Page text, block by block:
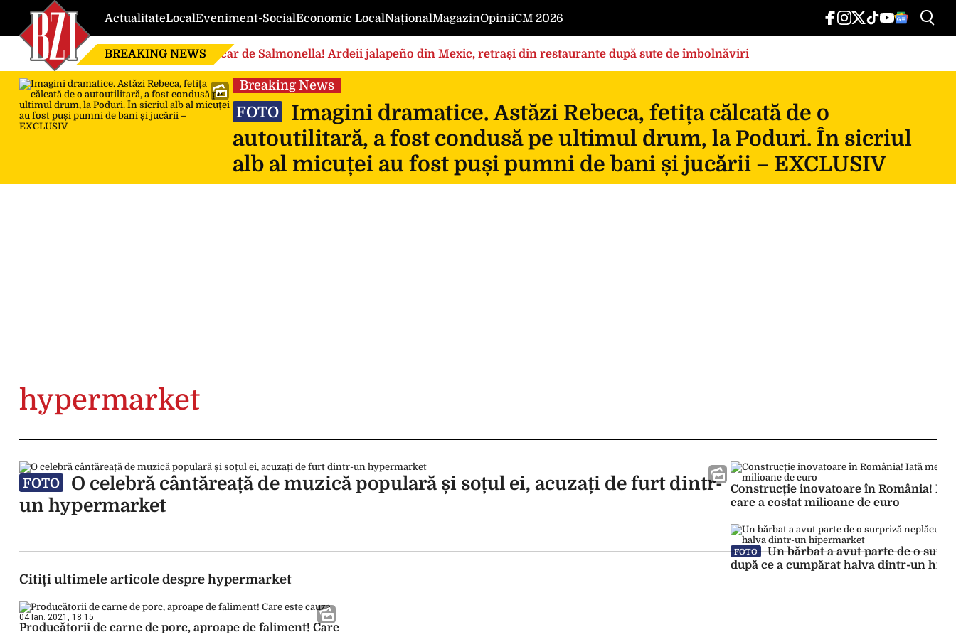
ActualitateLocalEveniment-SocialEconomic LocalNaționalMagazinOpiniiCM 2026
BREAKING NEWS Focar de Salmonella! Ardeii jalapeño din Mexic, retrași din restaurante după sute de îmbolnăviri
Breaking News
FOTO
Imagini dramatice. Astăzi Rebeca, fetița călcată de o
autoutilitară, a fost condusă pe ultimul drum, la Poduri. În sicriul
alb al micuței au fost puși pumni de bani și jucării – EXCLUSIV
hypermarket
FOTO
O celebră cântăreață de muzică populară și soțul ei, acuzați de furt dintr-
un hypermarket
Construcție inovatoare în România!
care a costat milioane de euro
FOTO
Un bărbat a avut parte de o
după ce a cumpărat halva dintr-un
Citiți ultimele articole despre hypermarket
04 Ian. 2021, 18:15
Producătorii de carne de porc, aproape de faliment! Care